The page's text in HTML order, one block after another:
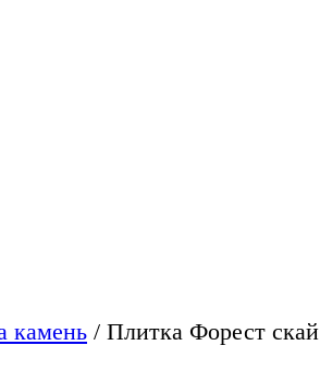
камень / Плитка Форест скай